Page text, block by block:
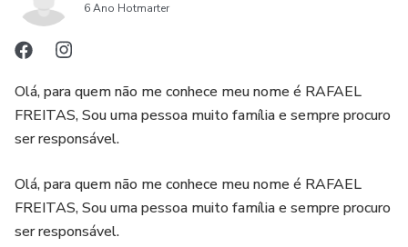
Googleads
estratégias:
- Instagram (Pessoal e Marca);
- Páginas no Facebook;
- Grupos no Facebook;
6 Ano Hotmarter
Olá, para quem não me conhece meu nome é RAFAEL
FREITAS, Sou uma pessoa muito família e sempre procuro
ser responsável.
Olá, para quem não me conhece meu nome é RAFAEL
FREITAS, Sou uma pessoa muito família e sempre procuro
ser responsável.